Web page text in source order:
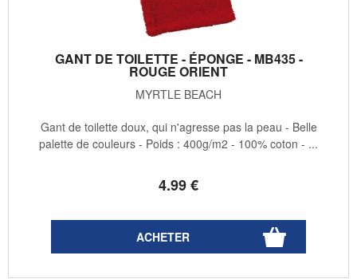
GANT DE TOILETTE - ÉPONGE - MB435 -
ROUGE ORIENT
MYRTLE BEACH
4.99€
Gant de toilette doux, qui n'agresse pas la peau - Belle
palette de couleurs - Poids : 400g/m2 - 100% coton - ...